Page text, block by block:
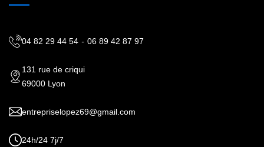
04 82 29 44 54 - 06 89 42 87 97
131 rue de criqui
69000 Lyon
entrepriselopez69@gmail.com
24h/24 7j/7